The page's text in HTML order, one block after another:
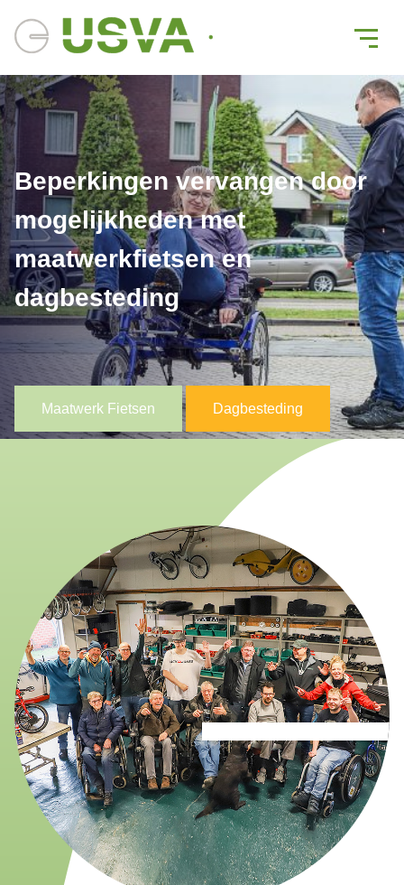
Beperkingen vervangen door
mogelijkheden met
maatwerkfietsen en
dagbesteding
Maatwerk Fietsen Dagbesteding